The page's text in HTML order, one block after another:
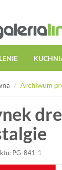
Archiwum
PG-841-1